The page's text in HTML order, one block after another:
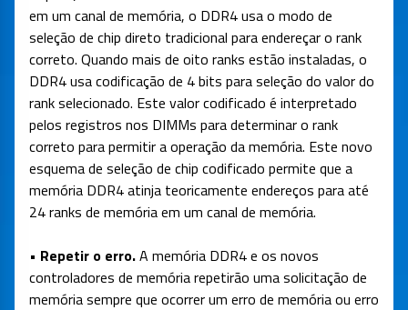
em um canal de memória, o DDR4 usa o modo de
seleção de chip direto tradicional para endereçar o rank
correto. Quando mais de oito ranks estão instaladas, o
DDR4 usa codificação de 4 bits para seleção do valor do
rank selecionado. Este valor codificado é interpretado
pelos registros nos DIMMs para determinar o rank
correto para permitir a operação da memória. Este novo
esquema de seleção de chip codificado permite que a
memória DDR4 atinja teoricamente endereços para até
24 ranks de memória em um canal de memória.
• Repetir o erro.A memória DDR4 e os novos
controladores de memória repetirão uma solicitação de
memória sempre que ocorrer um erro de memória ou erro